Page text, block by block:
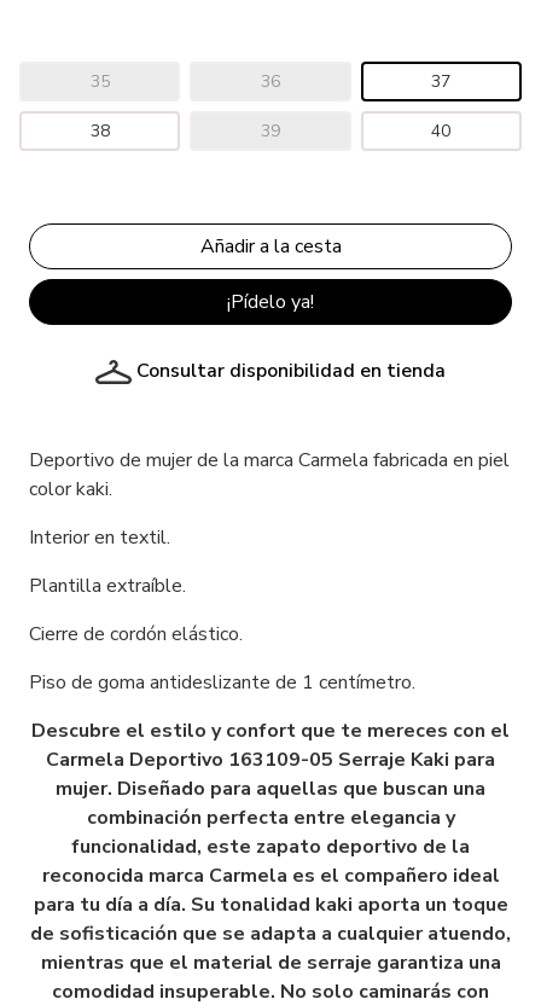
35 36 37
38 39 40
¡Pídelo ya!
Consultar disponibilidad en tienda
Deportivo de mujer de la marca Carmela fabricada en piel
color kaki.
Interior en textil.
Plantilla extraíble.
Cierre de cordón elástico.
Piso de goma antideslizante de 1 centímetro.
Descubre el estilo y confort que te mereces con el
Carmela Deportivo 163109-05 Serraje Kaki para
mujer. Diseñado para aquellas que buscan una
combinación perfecta entre elegancia y
funcionalidad, este zapato deportivo de la
reconocida marca Carmela es el compañero ideal
para tu día a día. Su tonalidad kaki aporta un toque
de sofisticación que se adapta a cualquier atuendo,
mientras que el material de serraje garantiza una
comodidad insuperable. No solo caminarás con